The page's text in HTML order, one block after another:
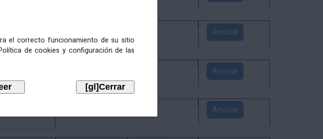
el correcto funcionamiento de su sitio
de cookies y configuración de las
concurso
Amosar
proceso de
Amosar
selectivo
Amosar